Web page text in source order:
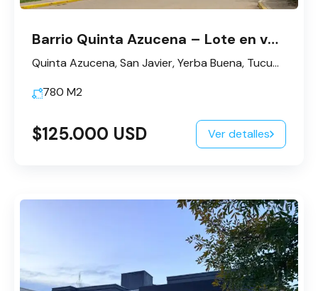
Barrio Quinta Azucena – Lote en venta
Quinta Azucena, San Javier, Yerba Buena, Tucumán, Argentina
780 M2
$125.000 USD Ver detalles